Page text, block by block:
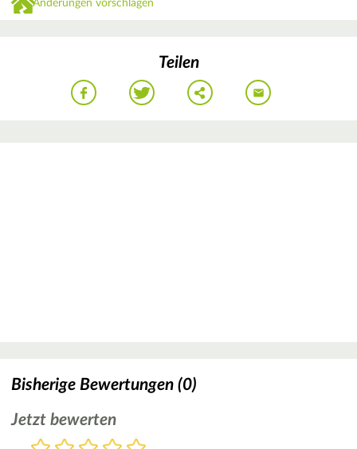
Änderungen vorschlagen
Teilen
Bisherige Bewertungen (0)
Jetzt bewerten
5
4
3
2
1